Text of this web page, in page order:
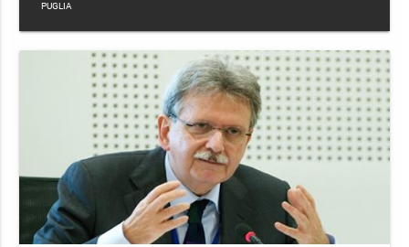
PUGLIA